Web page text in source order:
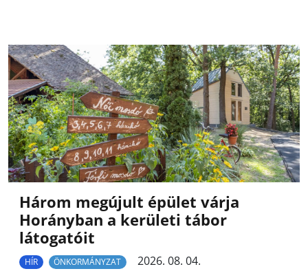
Három megújult épület várja
Horányban a kerületi tábor
látogatóit
HÍR ÖNKORMÁNYZAT
2026. 08. 04.